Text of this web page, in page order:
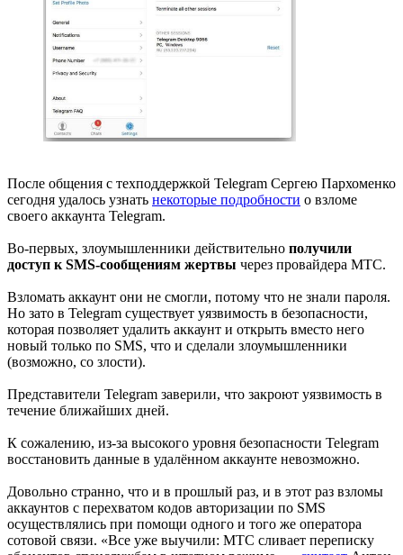
После общения с техподдержкой Telegram Сергею Пархоменко
сегодня удалось узнать некоторые подробности о взломе
своего аккаунта Telegram.
Во-первых, злоумышленники действительно получили
доступ к SMS-сообщениям жертвы через провайдера МТС.
Взломать аккаунт они не смогли, потому что не знали пароля.
Но зато в Telegram существует уязвимость в безопасности,
которая позволяет удалить аккаунт и открыть вместо него
новый только по SMS, что и сделали злоумышленники
(возможно, со злости).
Представители Telegram заверили, что закроют уязвимость в
течение ближайших дней.
К сожалению, из-за высокого уровня безопасности Telegram
восстановить данные в удалённом аккаунте невозможно.
Довольно странно, что и в прошлый раз, и в этот раз взломы
аккаунтов с перехватом кодов авторизации по SMS
осуществлялись при помощи одного и того же оператора
сотовой связи. «Все уже выучили: МТС сливает переписку